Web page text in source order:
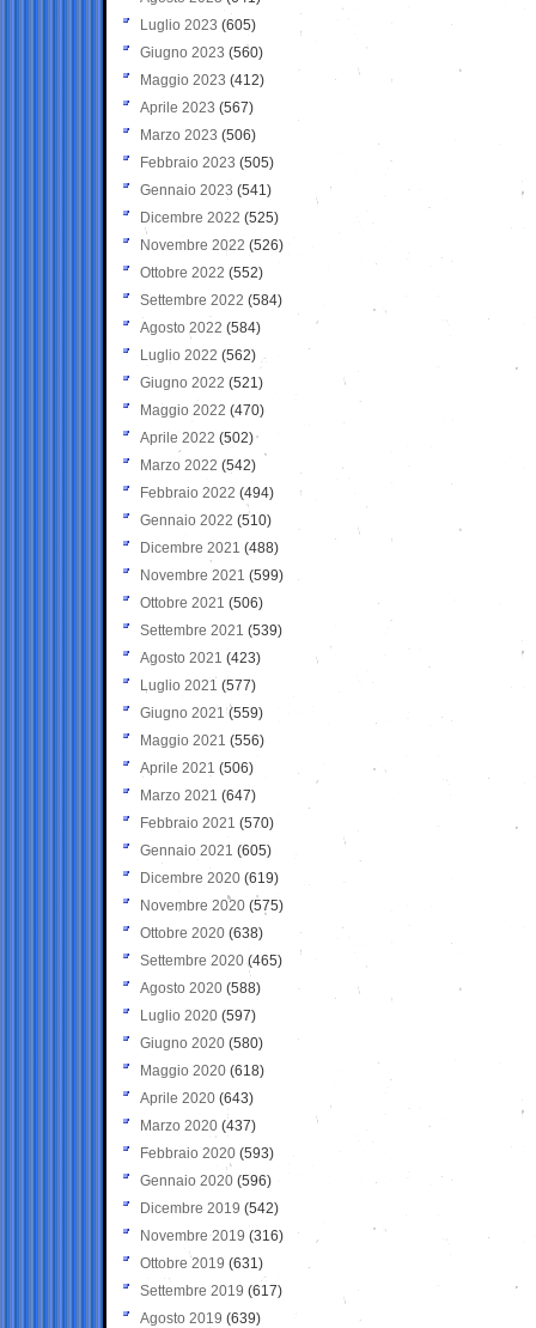
Luglio 2023 (605)
Giugno 2023 (560)
Maggio 2023 (412)
Aprile 2023 (567)
Marzo 2023 (506)
Febbraio 2023 (505)
Gennaio 2023 (541)
Dicembre 2022 (525)
Novembre 2022 (526)
Ottobre 2022 (552)
Settembre 2022 (584)
Agosto 2022 (584)
Luglio 2022 (562)
Giugno 2022 (521)
Maggio 2022 (470)
Aprile 2022 (502)
Marzo 2022 (542)
Febbraio 2022 (494)
Gennaio 2022 (510)
Dicembre 2021 (488)
Novembre 2021 (599)
Ottobre 2021 (506)
Settembre 2021 (539)
Agosto 2021 (423)
Luglio 2021 (577)
Giugno 2021(559)
Maggio 2021 (556)
Aprile 2021 (506)
Marzo 2021 (647)
Febbraio 2021 (570)
Gennaio 2021 (605)
Dicembre 2020 (619)
Novembre 2020 (575)
Ottobre 2020 (638)
Settembre 2020(465)
Agosto 2020 (588)
Luglio 2020 (597)
Giugno 2020 (580)
Maggio 2020 (618)
Aprile 2020 (643)
Marzo 2020 (437)
Febbraio 2020 (593)
Gennaio 2020 (596)
Dicembre 2019 (542)
Novembre 2019 (316)
Ottobre 2019 (631)
Settembre 2019 (617)
Agosto 2019 (639)